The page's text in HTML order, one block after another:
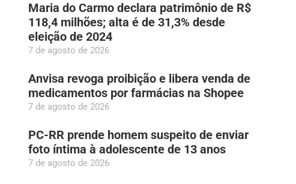
Maria do Carmo declara patrimônio de R$
118,4 milhões; alta é de 31,3% desde
eleição de 2024
7 de agosto de 2026
Anvisa revoga proibição e libera venda de
medicamentos por farmácias na Shopee
7 de agosto de 2026
PC-RR prende homem suspeito de enviar
foto íntima à adolescente de 13 anos
7 de agosto de 2026